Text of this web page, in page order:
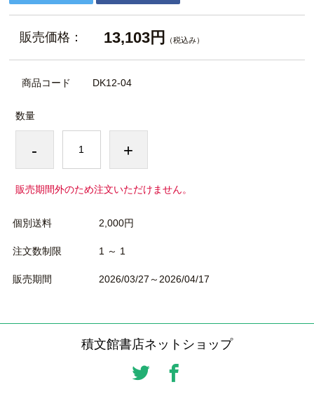
販売価格： 13,103円 （税込み）
商品コード DK12-04
数量
- +
販売期間外のため注文いただけません。
個別送料 2,000円
注文数制限 1 ～ 1
販売期間 2026/03/27～2026/04/17
積文館書店ネットショップ